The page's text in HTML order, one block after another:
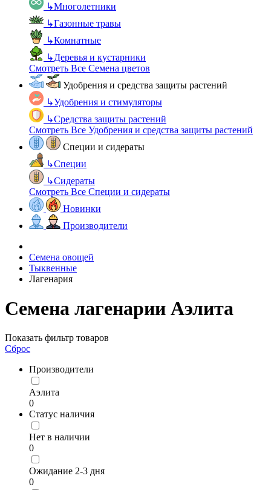
↳Многолетники
↳Газонные травы
↳Комнатные
↳Деревья и кустарники
Смотреть Все Семена цветов
Удобрения и средства защиты растений
↳Удобрения и стимуляторы
↳Средства защиты растений
Смотреть Все Удобрения и средства защиты растений
Специи и сидераты
↳Специи
↳Сидераты
Смотреть Все Специи и сидераты
Новинки
Производители
Семена овощей
Тыквенные
Лагенария
Семена лагенарии Аэлита
Показать фильтр товаров
Сброс
Производители
Аэлита
0
Статус наличия
Нет в наличии
0
Ожидание 2-3 дня
0